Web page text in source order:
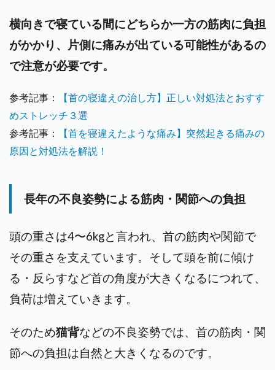
横向きで寝ている間にどちらか一方の筋肉に負担
がかかり、片側に痛みが出ている可能性があるの
で注意が必要です。
参考記事：
【首の寝違えの治し方】正しい対処法とおすす
めストレッチ３選
参考記事：
【首を寝違えたような痛み】突然起きる痛みの
原因と対処法を解説！
長年の不良姿勢による筋肉・関節への負担
頭の重さは4〜6kgと言われ、首の筋肉や関節で
その重さを支えています。 そして頭を前に傾け
る・反らすなど首の角度が大きくなるにつれて、
負荷は増えていきます。
そのため猫背などの不良姿勢では、首の筋肉・関
節への負担は自然と大きくなるのです。